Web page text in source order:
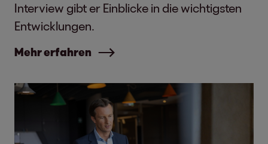
Interview gibt er Einblicke in die wichtigsten
Entwicklungen.
Mehr erfahren